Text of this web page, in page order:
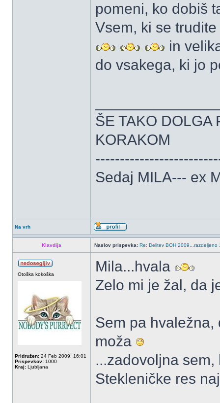
pomeni, ko dobiš
Vsem, ki se
in
do vsakega, ki jo
ŠE TAKO DOLGA
KORAKOM
Sedaj MILA--- ex
Na vrh
Klavdija Naslov prispevka: Re: Delitev BOH
Otoška kokoška
Pridružen: 24 Feb 2009, 16:01
Prispevkov: 1000
Kraj: Ljubljana
Mila...hvala
Zelo mi je žal, da
Sem pa
moža
...zadovoljna
Stekleničke res